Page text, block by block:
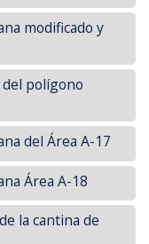
modificado y
del polígono
del Área A-17
Área A-18
la cantina de